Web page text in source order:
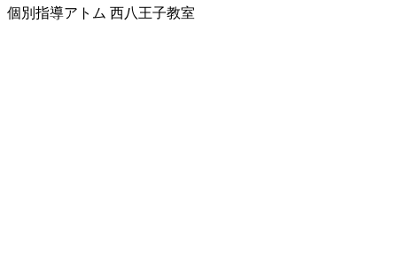
個別指導アトム 西八王子教室